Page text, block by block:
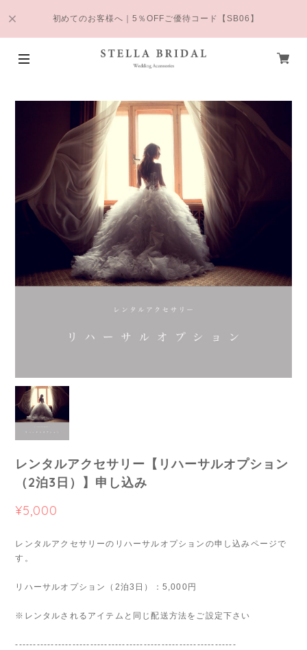
初めてのお客様へ｜5％OFFご優待コード【SB06】
レンタルアクセサリー【リハーサルオプション
（2泊3日）】申し込み
¥5,000
レンタルアクセサリーのリハーサルオプションの申し込みページで
す。
リハーサルオプション（2泊3日）：5,000円
※レンタルされるアイテムと同じ配送方法をご設定下さい
--------------------------------------------------------------